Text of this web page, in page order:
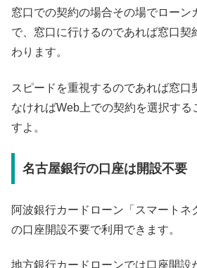
窓口での契約の場合その場でローン
で、窓口に行けるのであれば窓口契
わります。
スピードを重視するのであれば窓口
なければWeb上での契約を選択する
すよ。
名古屋銀行の口座は開設不要
阿波銀行カードローン「スマートネ
の口座開設不要で利用できます。
地方銀行カードローンでは口座開設